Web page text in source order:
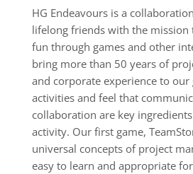
HG Endeavours is a
lifelong friends with the mission
fun through games and other
bring more than 50 years of
and corporate experience to our
activities and feel that
collaboration are key
activity. Our first game,
universal concepts of project
easy to learn and appropriate